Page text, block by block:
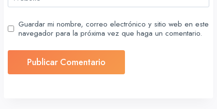
Guardar mi nombre, correo electrónico y sitio web en este
navegador para la próxima vez que haga un comentario.